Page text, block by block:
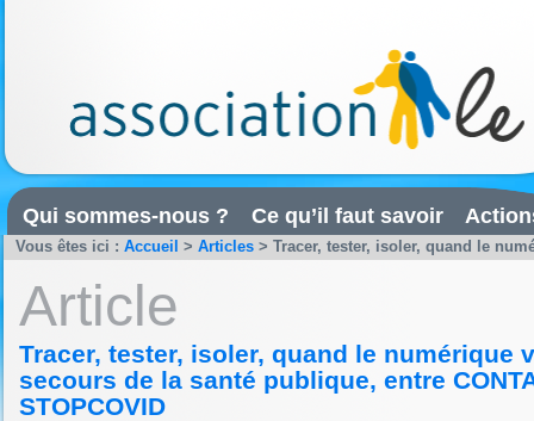
Qui sommes-nous ? Ce qu’il faut savoir
Vous êtes ici : Accueil > Articles > Tracer, tester, isoler, quand le
Article
Tracer, tester, isoler, quand le numérique
secours de la santé publique, entre
STOPCOVID